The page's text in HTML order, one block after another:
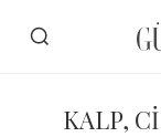
KALP,